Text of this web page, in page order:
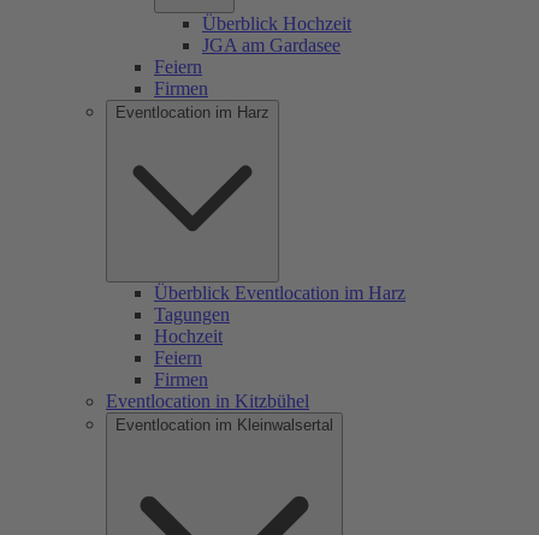
Überblick Hochzeit
JGA am Gardasee
Feiern
Firmen
Eventlocation im Harz
Überblick Eventlocation im Harz
Tagungen
Hochzeit
Feiern
Firmen
Eventlocation in Kitzbühel
Eventlocation im Kleinwalsertal